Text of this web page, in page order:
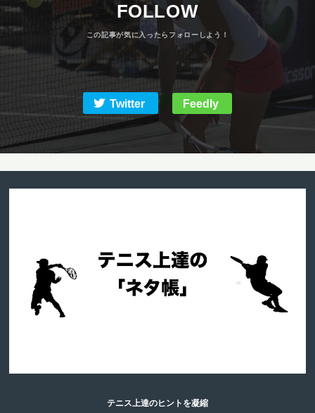
FOLLOW
Twitter Feedly
テニス上達のヒントを凝縮